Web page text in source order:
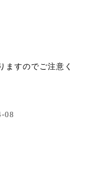
ますのでご注意く
08